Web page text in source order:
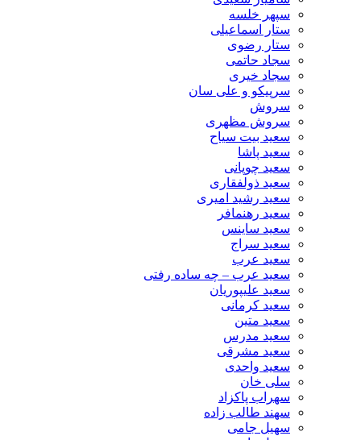
سپهر خلسه
ستار اسماعیلی
ستار رضوی
سجاد حاتمی
سجاد خیری
سرپیکو و علی سان
سروش
سروش مظهری
سعید بیت سیاح
سعید پاشا
سعید چوپانی
سعید ذولفقاری
سعید رشید امیری
سعید رهنمافر
سعید ساینس
سعید سراج
سعید عرب
سعید عرب – چه ساده رفتی
سعید علیپوریان
سعید کرمانی
سعید متین
سعید مدرس
سعید مشرقی
سعید واحدی
سلی خان
سهراب پاکزاد
سهند طالب زاده
سهیل جامی